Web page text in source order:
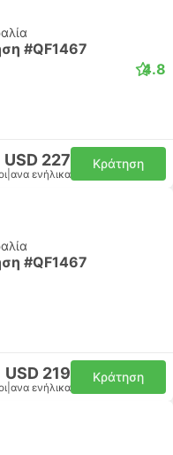
#QF1467
4.8
USD 227
ανα ενήλικα
Κράτηση
#QF1467
USD 219
ανα ενήλικα
Κράτηση